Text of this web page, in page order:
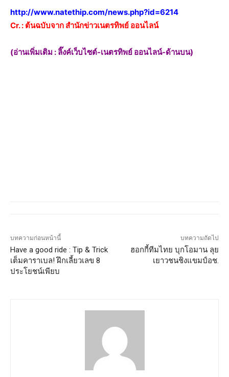
http://www.natethip.com/news.php?id=6214
Cr. : ต้นฉบับจาก สำนักข่าวเนตรทิพย์ ออนไลน์
(อ่านเพิ่มเติม : ลิ๊งค์เว็บไซต์-เนตรทิพย์ ออนไลน์-ด้านบน)
บทความก่อนหน้านี้
Have a good ride : Tip & Trick
เต็มคาราเบล! ฝึกเลี้ยวเลข 8
ประโยชน์เพียบ
บทความถัดไป
ฮอกกี้ทีมไทย บุกโอมาน ลุย
เยาวชนชิงแขมป์อช.